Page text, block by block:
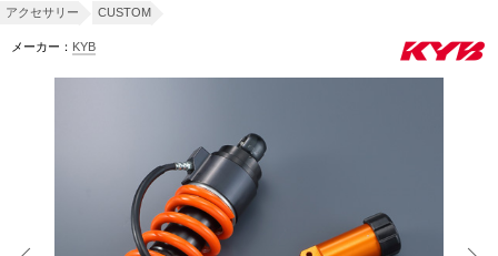
アクセサリー CUSTOM
メーカー： KYB